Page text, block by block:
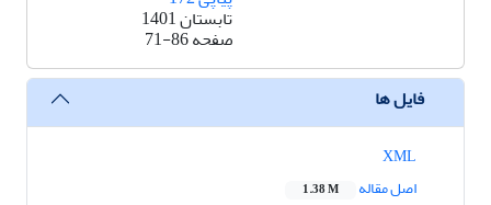
تابستان 1401
صفحه71-86
فایل ها
اصل مقاله
1.38 M